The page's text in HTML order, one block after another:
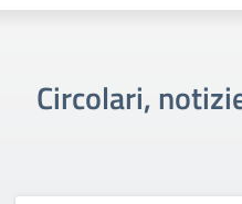
Circolari,